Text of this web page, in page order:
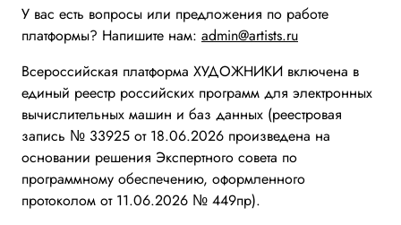
У вас есть вопросы или предложения по работе
платформы? Напишите нам: admin@artists.ru
Всероссийская платформа ХУДОЖНИКИ включена в
единый реестр российских программ для электронных
вычислительных машин и баз данных (реестровая
запись № 33925 от 18.06.2026 произведена на
основании решения Экспертного совета по
программному обеспечению, оформленного
протоколом от 11.06.2026 № 449пр).